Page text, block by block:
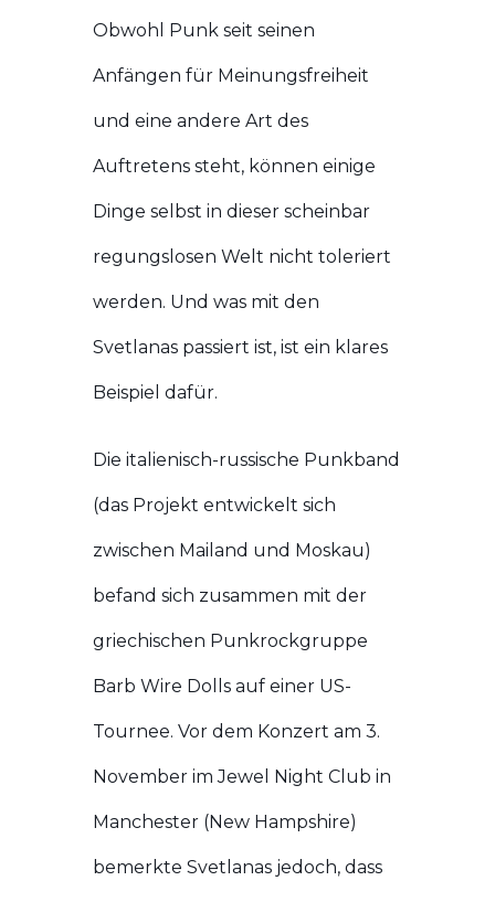
Obwohl Punk seit seinen
Anfängen für Meinungsfreiheit
und eine andere Art des
Auftretens steht, können einige
Dinge selbst in dieser scheinbar
regungslosen Welt nicht toleriert
werden. Und was mit den
Svetlanas passiert ist, ist ein klares
Beispiel dafür.
Die italienisch-russische Punkband
(das Projekt entwickelt sich
zwischen Mailand und Moskau)
befand sich zusammen mit der
griechischen Punkrockgruppe
Barb Wire Dolls auf einer US-
Tournee. Vor dem Konzert am 3.
November im Jewel Night Club in
Manchester (New Hampshire)
bemerkte Svetlanas jedoch, dass